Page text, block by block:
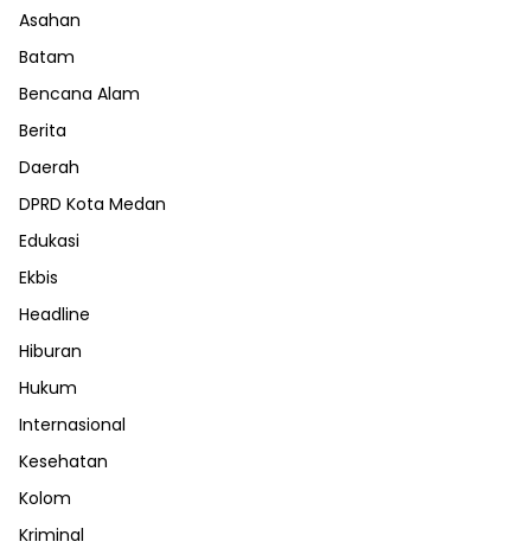
Asahan
Batam
Bencana Alam
Berita
Daerah
DPRD Kota Medan
Edukasi
Ekbis
Headline
Hiburan
Hukum
Internasional
Kesehatan
Kolom
Kriminal